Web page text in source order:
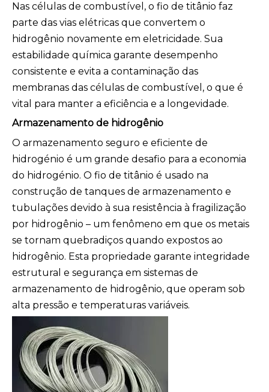
Nas células de combustível, o fio de titânio faz
parte das vias elétricas que convertem o
hidrogênio novamente em eletricidade. Sua
estabilidade química garante desempenho
consistente e evita a contaminação das
membranas das células de combustível, o que é
vital para manter a eficiência e a longevidade.
Armazenamento de hidrogênio
O armazenamento seguro e eficiente de
hidrogénio é um grande desafio para a economia
do hidrogénio. O fio de titânio é usado na
construção de tanques de armazenamento e
tubulações devido à sua resistência à fragilização
por hidrogênio – um fenômeno em que os metais
se tornam quebradiços quando expostos ao
hidrogênio. Esta propriedade garante integridade
estrutural e segurança em sistemas de
armazenamento de hidrogênio, que operam sob
alta pressão e temperaturas variáveis.